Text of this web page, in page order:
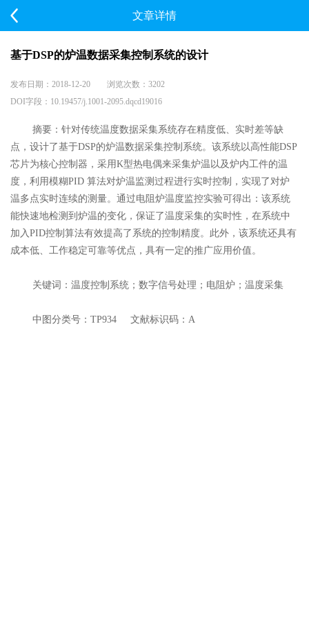
文章详情
基于DSP的炉温数据采集控制系统的设计
发布日期：2018-12-20 浏览次数：3202
DOI字段：10.19457/j.1001-2095.dqcd19016
摘要：针对传统温度数据采集系统存在精度低、实时差等缺
点，设计了基于DSP的炉温数据采集控制系统。该系统以高性能DSP
芯片为核心控制器，采用K型热电偶来采集炉温以及炉内工件的温
度，利用模糊PID 算法对炉温监测过程进行实时控制，实现了对炉
温多点实时连续的测量。通过电阻炉温度监控实验可得出：该系统
能快速地检测到炉温的变化，保证了温度采集的实时性，在系统中
加入PID控制算法有效提高了系统的控制精度。此外，该系统还具有
成本低、工作稳定可靠等优点，具有一定的推广应用价值。
关键词：温度控制系统；数字信号处理；电阻炉；温度采集
中图分类号：TP934 文献标识码：A